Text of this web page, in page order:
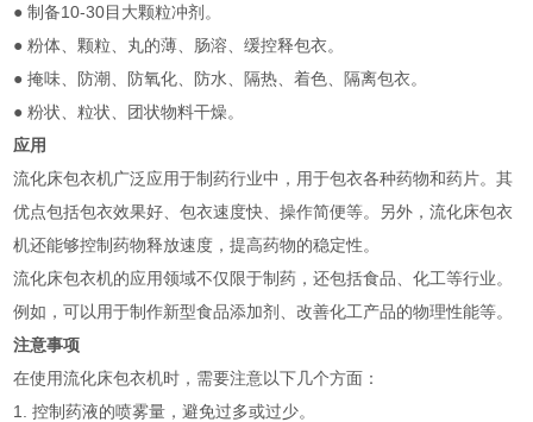
● 制备10-30目大颗粒冲剂。
● 粉体、颗粒、丸的薄、肠溶、缓控释包衣。
● 掩味、防潮、防氧化、防水、隔热、着色、隔离包衣。
● 粉状、粒状、团状物料干燥。
应用
流化床包衣机广泛应用于制药行业中，用于包衣各种药物和药片。其
优点包括包衣效果好、包衣速度快、操作简便等。另外，流化床包衣
机还能够控制药物释放速度，提高药物的稳定性。
流化床包衣机的应用领域不仅限于制药，还包括食品、化工等行业。
例如，可以用于制作新型食品添加剂、改善化工产品的物理性能等。
注意事项
在使用流化床包衣机时，需要注意以下几个方面：
1. 控制药液的喷雾量，避免过多或过少。